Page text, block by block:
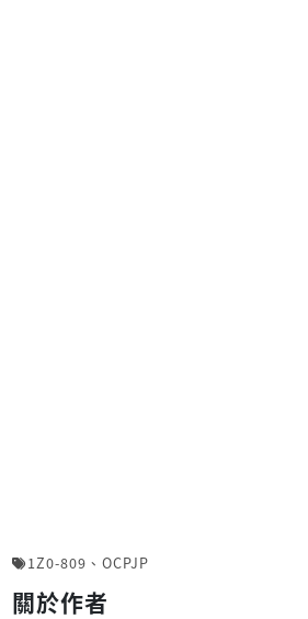
1Z0-809 、 OCPJP
關於作者